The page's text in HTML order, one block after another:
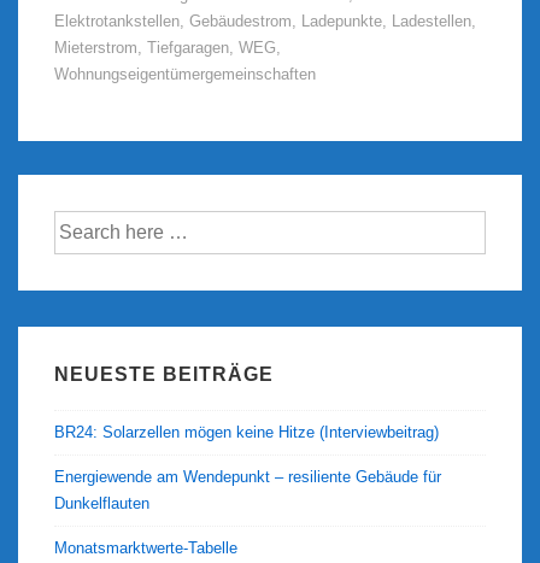
Elektrotankstellen, Gebäudestrom, Ladepunkte, Ladestellen,
Mieterstrom, Tiefgaragen, WEG,
Wohnungseigentümergemeinschaften
Suche
nach:
NEUESTE BEITRÄGE
BR24: Solarzellen mögen keine Hitze (Interviewbeitrag)
Energiewende am Wendepunkt – resiliente Gebäude für
Dunkelflauten
Monatsmarktwerte-Tabelle